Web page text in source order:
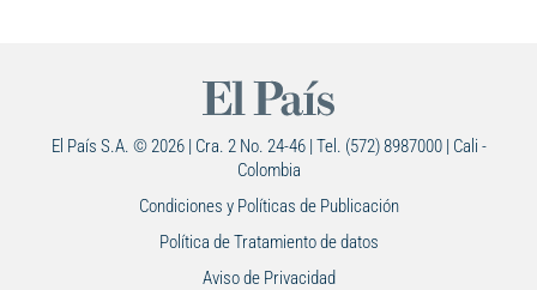
El País S.A. © 2026 | Cra. 2 No. 24-46 | Tel. (572) 8987000 | Cali -
Colombia
Condiciones y Políticas de Publicación
Política de Tratamiento de datos
Aviso de Privacidad